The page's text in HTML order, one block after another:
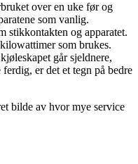
over en uke før og
som vanlig.
stikkontakten og apparatet.
som brukes.
går sjeldnere,
er det et tegn på bedre
bilde av hvor mye service